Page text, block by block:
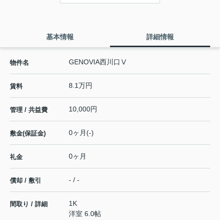
基本情報 詳細情報
物件名 GENOVIA西川口Ⅴ
賃料 8.1万円
管理 / 共益費 10,000円
敷金(保証金) 0ヶ月(-)
礼金 0ヶ月
償却 / 敷引 - / -
間取り / 詳細
1K
洋室 6.0帖